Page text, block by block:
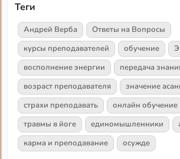
Теги
Андрей Верба
Ответы на Вопросы
курсы преподавателей
обучение
восполнение энергии
передача
возраст преподавателя
значение
страхи преподавать
онлайн обучение
травмы в йоге
единомышленники
карма и преподавание
осужде